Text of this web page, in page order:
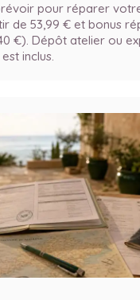
pour réparer
de 53,99 € et bonus
€). Dépôt atelier ou
inclus.